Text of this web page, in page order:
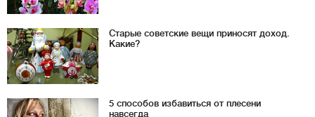
Старые советские вещи приносят доход.
Какие?
5 способов избавиться от плесени
навсегда